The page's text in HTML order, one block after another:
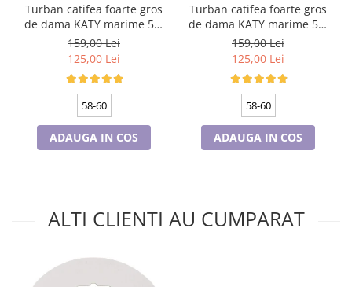
Turban catifea foarte gros
de dama KATY marime 58-
60, captuseala polar,
culoare bleomarin
159,00 Lei
125,00 Lei
58-60
ADAUGA IN COS
Turban catifea foarte gros
de dama KATY marime 58-
60, captuseala polar,
culoare verde emerald
159,00 Lei
125,00 Lei
58-60
ADAUGA IN COS
ALTI CLIENTI AU CUMPARAT